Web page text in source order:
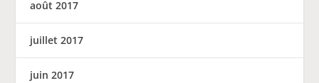
août 2017
juillet 2017
juin 2017